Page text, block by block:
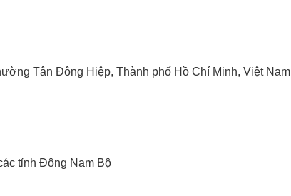
Tân Đông Hiệp, Thành phố Hồ Chí Minh, Việt Nam
tỉnh Đông Nam Bộ